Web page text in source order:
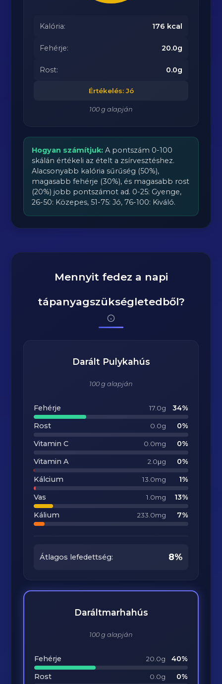
Kalória: 176 kcal
Fehérje: 20.0g
Rost: 0.0g
Értékelés: Jó
100 g alapján
Hogyan számítjuk: A pontszám 0-100
skálán értékeli az ételt a zsírvesztéshez.
Alacsonyabb kalória sűrűség (50%),
magasabb fehérje (30%), és magasabb rost
(20%) jobb pontszámot ad. 0-25: Gyenge,
26-50: Közepes, 51-75: Jó, 76-100: Kiváló.
Mennyit fedez a napi
tápanyagszükségletedből?
Darált Pulykahús
100 g alapján
Fehérje 17.0g
34%
Rost
0.0g
0%
Vitamin C
0.0mg
0%
Vitamin A
2.0μg
0%
Kálcium
13.0mg
1%
Vas
1.0mg
13%
Kálium
233.0mg 7%
Átlagos lefedettség: 8%
Daráltmarhahús
100 g alapján
Fehérje 20.0g
40%
Rost
0.0g 0%